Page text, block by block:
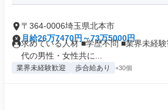
〒364-0006埼玉県北本市
月給26万7470円～73万5000円
求めている人材 ■学歴不問 ■業界未経
代の男性・女性共に...
業界未経験歓迎 歩合給あり +30個